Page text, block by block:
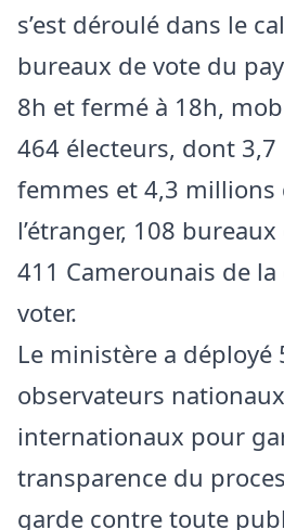
s’est déroulé dans le
bureaux de vote du
8h et fermé à 18h,
464 électeurs, dont
femmes et 4,3 millions
l’étranger, 108
411 Camerounais de
voter.
Le ministère a déployé
observateurs
internationaux pour
transparence du
garde contre toute